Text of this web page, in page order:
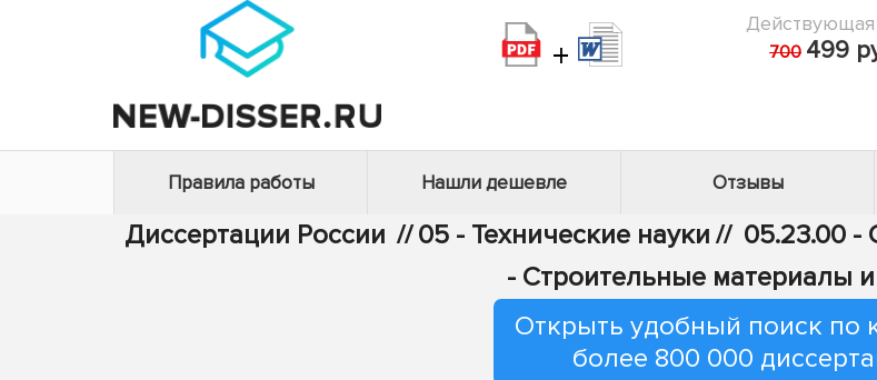
+ 700 499
Правила работы Нашли дешевле Отзывы
Диссертации России // 05 - Технические науки // 05.23.00 -
- Строительные материалы
Открыть удобный поиск по
более 800 000